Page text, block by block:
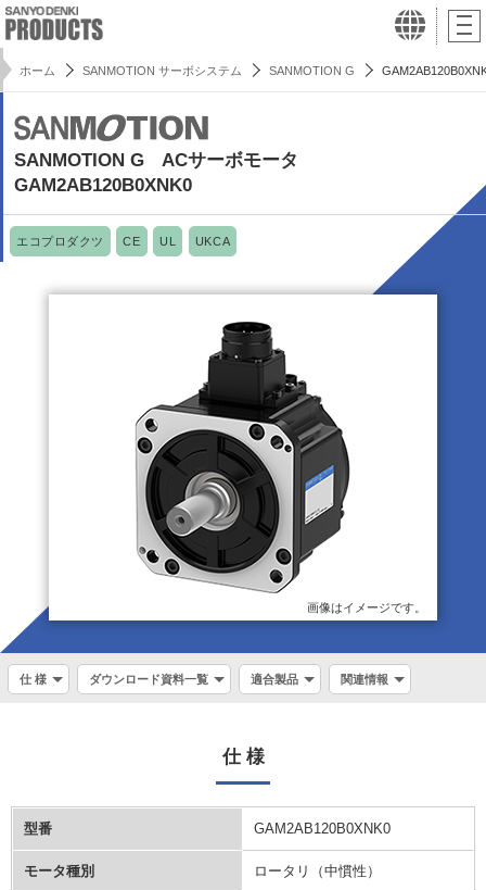
ホーム SANMOTION サーボシステム SANMOTION G
SANMOTION G ACサーボモータ
GAM2AB120B0XNK0
エコプロダクツ CE UL UKCA
画像はイメージです。
仕 様 ダウンロード資料一覧 適合製品 関連情報
仕 様
型番 GAM2AB120B0XNK0
モータ種別 ロータリ（中慣性）